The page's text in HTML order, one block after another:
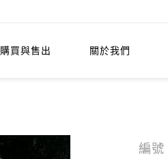
購買與售出 關於我們
編號